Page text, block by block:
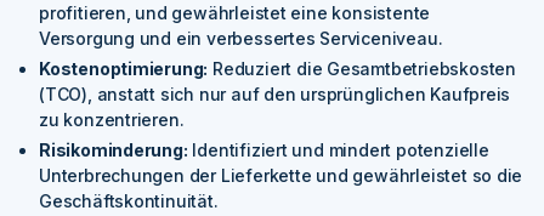
profitieren, und gewährleistet eine konsistente
Versorgung und ein verbessertes Serviceniveau.
Kostenoptimierung: Reduziert die Gesamtbetriebskosten
(TCO), anstatt sich nur auf den ursprünglichen Kaufpreis
zu konzentrieren.
Risikominderung: Identifiziert und mindert potenzielle
Unterbrechungen der Lieferkette und gewährleistet so die
Geschäftskontinuität.